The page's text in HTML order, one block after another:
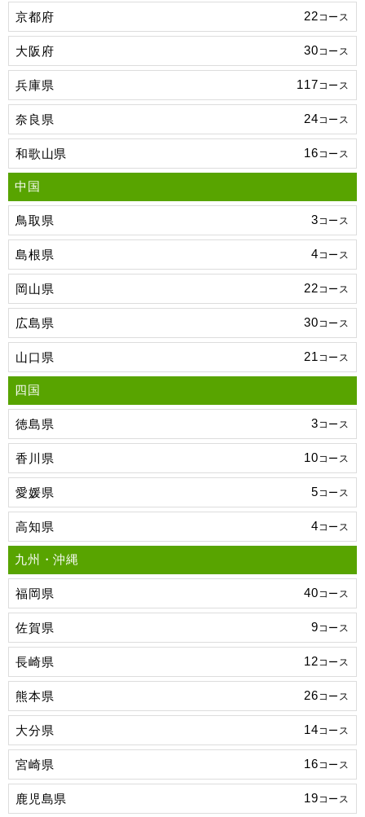
京都府 22コース
大阪府 30コース
兵庫県 117コース
奈良県 24コース
和歌山県 16コース
中国
鳥取県 3コース
島根県 4コース
岡山県 22コース
広島県 30コース
山口県 21 コース
四国
徳島県 3コース
香川県 10コース
愛媛県 5コース
高知県 4コース
九州・沖縄
福岡県 40コース
佐賀県 9コース
長崎県 12コース
熊本県 26コース
大分県 14コース
宮崎県 16コース
鹿児島県 19コース